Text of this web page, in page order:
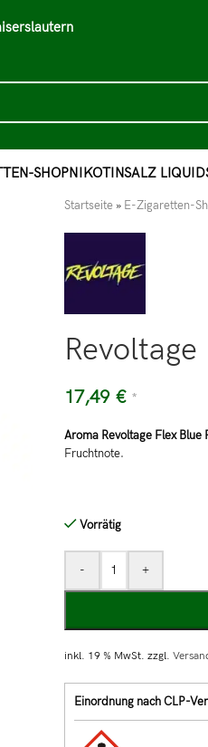
SHOPNIKOTINSALZ
Startseite » E-Zigaretten-
17,49 € *
Aroma Revoltage Flex Blue
Fruchtnote.
Vorrätig
- +
inkl. 19 % MwSt. zzgl.
Einordnung nach CLP-